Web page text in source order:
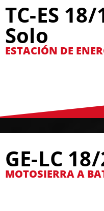
TC-ES
Solo
ESTACIÓN DE
GE-LC
MOTOSIERRA A